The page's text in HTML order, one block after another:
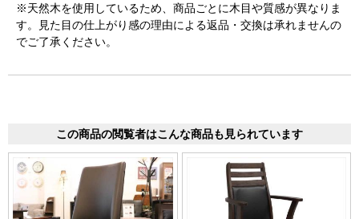
※天然木を使用しているため、商品ごとに木目や質感が異なりま
す。見た目の仕上がり感の理由による返品・交換は承れませんの
でご了承ください。
この商品の閲覧者はこんな商品も見られています